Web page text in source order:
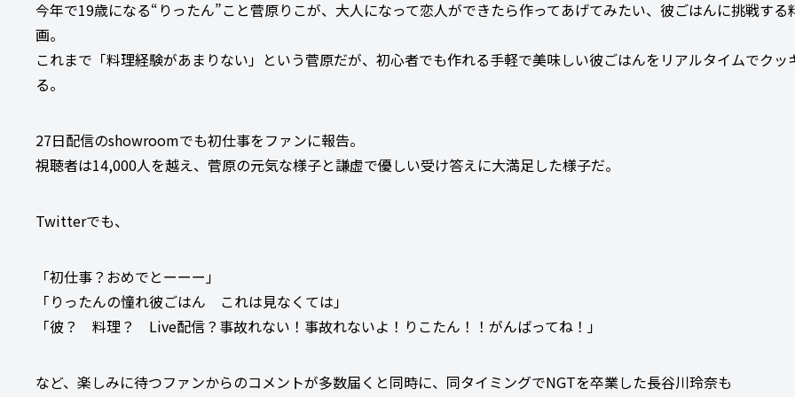
今年で19歳になる“りったん”こと菅原りこが、大人になって恋人ができたら作ってあげてみたい、彼ごはんに挑戦する
画。
これまで「料理経験があまりない」という菅原だが、初心者でも作れる手軽で美味しい彼ごはんをリアルタイムでクッ
る。
27日配信のshowroomでも初仕事をファンに報告。
視聴者は14,000人を越え、菅原の元気な様子と謙虚で優しい受け答えに大満足した様子だ。
Twitterでも、
「初仕事？おめでとーーー」
「りったんの憧れ彼ごはん これは見なくては」
「彼？ 料理？ Live配信？事故れない！事故れないよ！りこたん！！がんばってね！」
など、楽しみに待つファンからのコメントが多数届くと同時に、同タイミングでNGTを卒業した長谷川玲奈も